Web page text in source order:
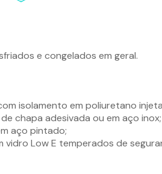
e congelados em geral.
isolamento em poliuretano
chapa adesivada ou em aço inox;
aço pintado;
vidro Low E temperados de